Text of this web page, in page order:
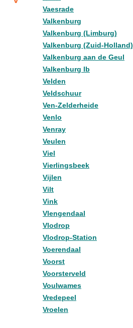
Vaesrade
Valkenburg
Valkenburg (Limburg)
Valkenburg (Zuid-Holland)
Valkenburg aan de Geul
Valkenburg lb
Velden
Veldschuur
Ven-Zelderheide
Venlo
Venray
Veulen
Viel
Vierlingsbeek
Vijlen
Vilt
Vink
Vlengendaal
Vlodrop
Vlodrop-Station
Voerendaal
Voorst
Voorsterveld
Voulwames
Vredepeel
Vroelen